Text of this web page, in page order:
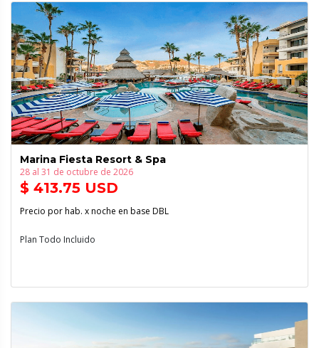
Marina Fiesta Resort & Spa
28 al 31 de octubre de 2026
$ 413.75 USD
Precio por hab. x noche en base DBL
Plan Todo Incluido